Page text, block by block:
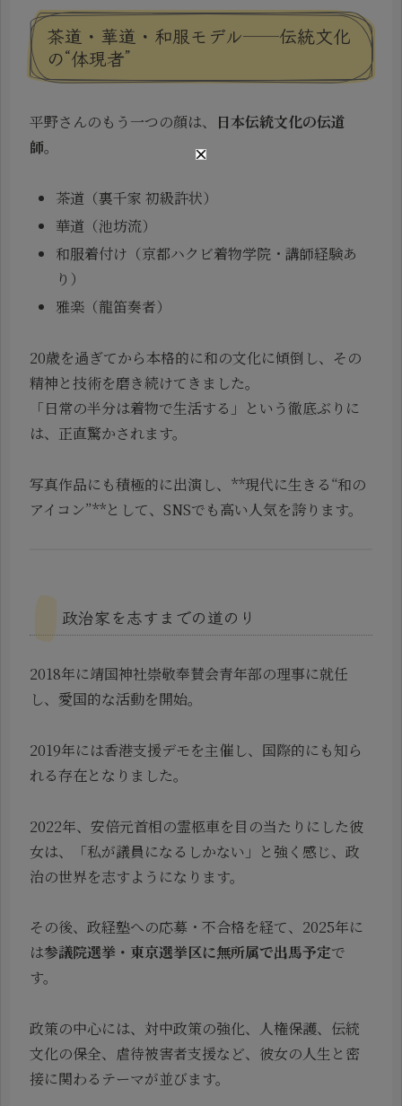
茶道・華道・和服モデル──伝統文化
の“体現者”
平野さんのもう一つの顔は、
日本伝統文化の伝道
師。
茶道（裏千家 初級許状）
華道（池坊流）
和服着付け（京都ハクビ着物学院・講師経験あ
り）
雅楽（龍笛奏者）
20歳を過ぎてから本格的に和の文化に傾倒し、その
精神と技術を磨き続けてきました。
「日常の半分は着物で生活する」という徹底ぶりに
は、正直驚かされます。
写真作品にも積極的に出演し、**現代に生きる“和の
アイコン”**として、SNSでも高い人気を誇ります。
政治家を志すまでの道のり
2018年に靖国神社崇敬奉賛会青年部の理事に就任
し、愛国的な活動を開始。
2019年には香港支援デモを主催し、国際的にも知ら
れる存在となりました。
2022年、安倍元首相の霊柩車を目の当たりにした彼
女は、「私が議員になるしかない」と強く感じ、政
治の世界を志すようになります。
その後、政経塾への応募・不合格を経て、2025年に
は参議院選挙・東京選挙区に無所属で出馬予定で
す。
政策の中心には、対中政策の強化、人権保護、伝統
文化の保全、虐待被害者支援など、彼女の人生と密
接に関わるテーマが並びます。